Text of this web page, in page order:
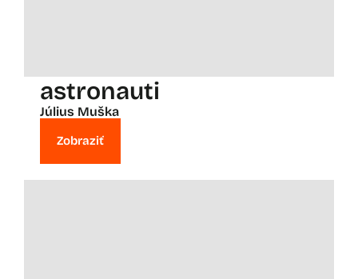
astronauti
Július Muška
Zobraziť